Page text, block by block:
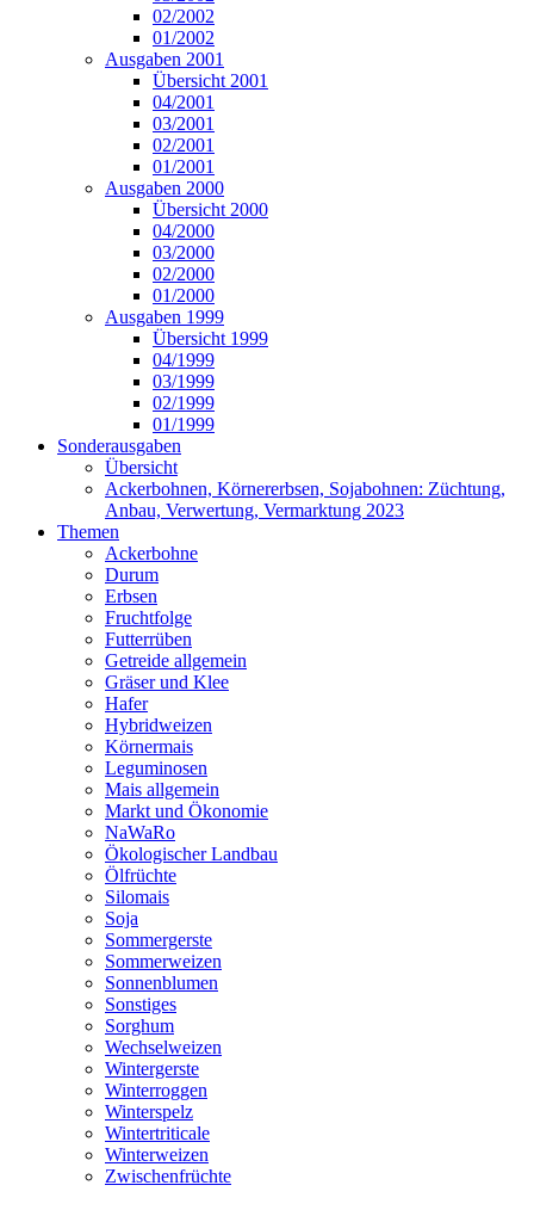
02/2002
01/2002
Ausgaben 2001
Übersicht 2001
04/2001
03/2001
02/2001
01/2001
Ausgaben 2000
Übersicht 2000
04/2000
03/2000
02/2000
01/2000
Ausgaben 1999
Übersicht 1999
04/1999
03/1999
02/1999
01/1999
Sonderausgaben
Übersicht
Ackerbohnen, Körnererbsen, Sojabohnen: Züchtung,
Anbau, Verwertung, Vermarktung 2023
Themen
Ackerbohne
Durum
Erbsen
Fruchtfolge
Futterrüben
Getreide allgemein
Gräser und Klee
Hafer
Hybridweizen
Körnermais
Leguminosen
Mais allgemein
Markt und Ökonomie
NaWaRo
Ökologischer Landbau
Ölfrüchte
Silomais
Soja
Sommergerste
Sommerweizen
Sonnenblumen
Sonstiges
Sorghum
Wechselweizen
Wintergerste
Winterroggen
Winterspelz
Wintertriticale
Winterweizen
Zwischenfrüchte